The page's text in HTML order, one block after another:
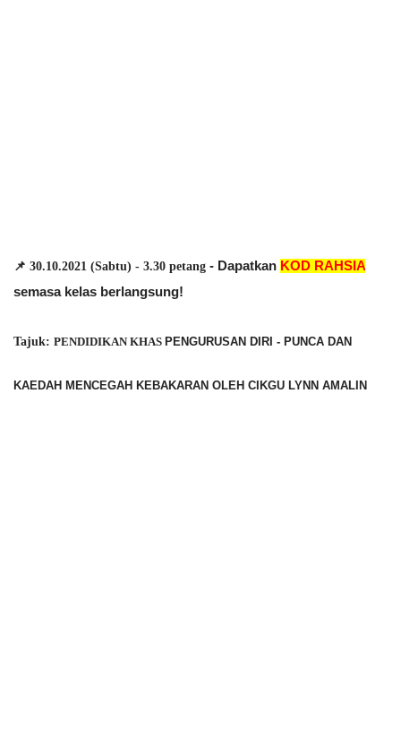
📌 30.10.2021 (Sabtu) - 3.30 petang - Dapatkan KOD RAHSIA
semasa kelas berlangsung!
Tajuk: PENDIDIKAN KHAS PENGURUSAN DIRI - PUNCA DAN
KAEDAH MENCEGAH KEBAKARAN OLEH CIKGU LYNN AMALIN